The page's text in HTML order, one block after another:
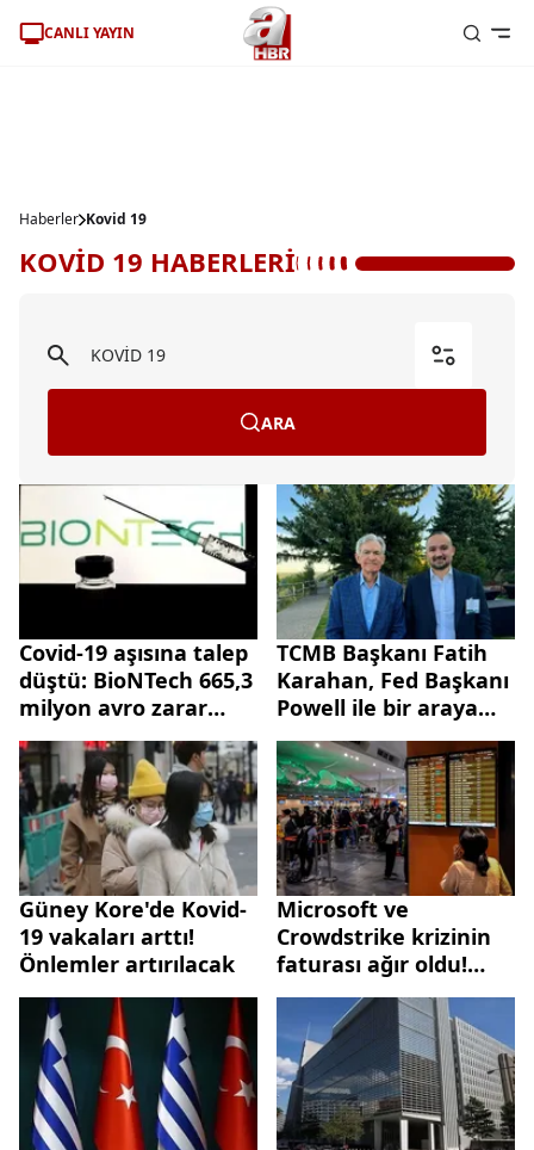
CANLI YAYIN
Haberler Kovid 19
KOVİD 19 HABERLERİ
ARA
Covid-19 aşısına talep
düştü: BioNTech 665,3
milyon avro zarar
açıkladı
TCMB Başkanı Fatih
Karahan, Fed Başkanı
Powell ile bir araya
geldi
Güney Kore'de Kovid-
19 vakaları arttı!
Önlemler artırılacak
Microsoft ve
Crowdstrike krizinin
faturası ağır oldu!
Türkiye'den yerli
yazılım atağı!
Uzmanlardan uyarı:
Kovid-19'dan fazla
zarar verebilir...